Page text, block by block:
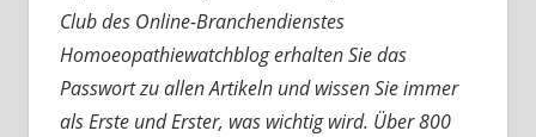
Club des Online-Branchendienstes
Homoeopathiewatchblog erhalten Sie das
Passwort zu allen Artikeln und wissen Sie immer
als Erste und Erster, was wichtig wird. Über 800